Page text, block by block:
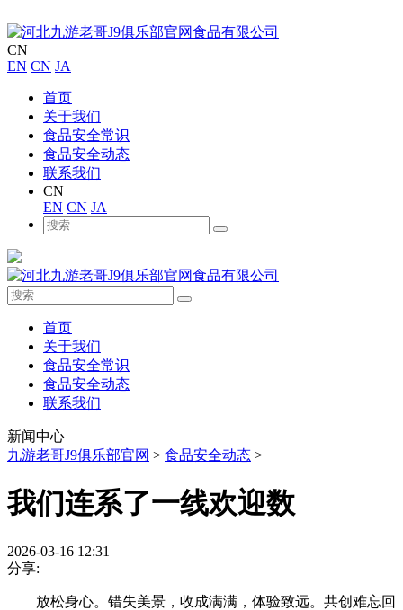
CN
EN CN JA
首页
关于我们
食品安全常识
食品安全动态
联系我们
CN
EN CN JA
首页
关于我们
食品安全常识
食品安全动态
联系我们
新闻中心
九游老哥J9俱乐部官网 > 食品安全动态 >
我们连系了一线欢迎数
2026-03-16 12:31
分享:
放松身心。错失美景，收成满满，体验致远。共创难忘回